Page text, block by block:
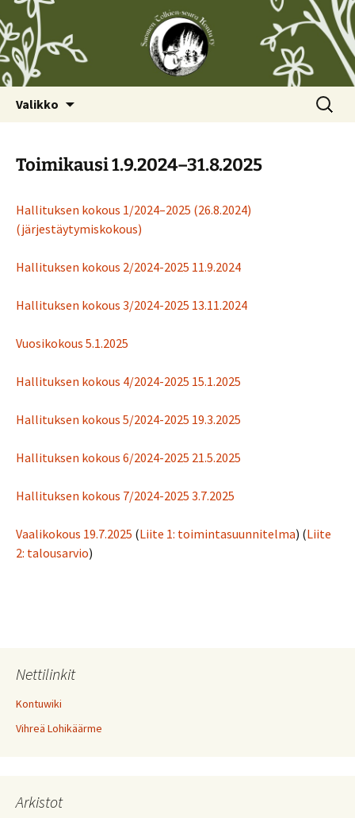
Valikko Haku:
Toimikausi 1.9.2024–31.8.2025
Hallituksen kokous 1/2024–2025 (26.8.2024)
(järjestäytymiskokous)
Hallituksen kokous 2/2024-2025 11.9.2024
Hallituksen kokous 3/2024-2025 13.11.2024
Vuosikokous 5.1.2025
Hallituksen kokous 4/2024-2025 15.1.2025
Hallituksen kokous 5/2024-2025 19.3.2025
Hallituksen kokous 6/2024-2025 21.5.2025
Hallituksen kokous 7/2024-2025 3.7.2025
Vaalikokous 19.7.2025 (Liite 1: toimintasuunnitelma) (Liite
2: talousarvio)
Nettilinkit
Kontuwiki
Vihreä Lohikäärme
Arkistot